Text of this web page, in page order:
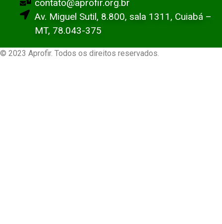
contato@aprofir.org.br
Av. Miguel Sutil, 8.800, sala 1311, Cuiabá –
MT, 78.043-375
© 2023 Aprofir. Todos os direitos reservados.